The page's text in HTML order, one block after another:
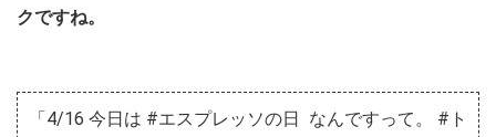
クですね。
「4/16 今日は #エスプレッソの日 なんですって。 #ト